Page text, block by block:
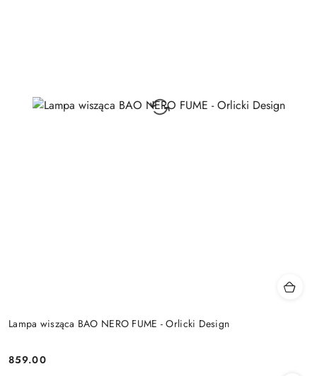
Lampa wisząca BAO NERO FUME - Orlicki Design
Cena:
859.00